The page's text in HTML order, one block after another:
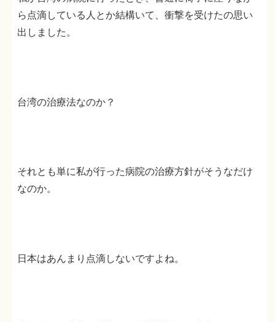
ら点滴している人とか結構いて、衝撃を受けたの思い
出しました。
台湾の治療法なのか？
それとも単に私が行った病院の治療方針がそうなだけ
なのか。
日本はあんまり点滴しないですよね。